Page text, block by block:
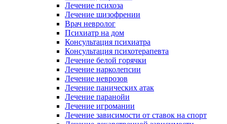
Лечение психоза
Лечение шизофрении
Врач невролог
Психиатр на дом
Консультация психиатра
Консультация психотерапевта
Лечение белой горячки
Лечение нарколепсии
Лечение неврозов
Лечение панических атак
Лечение паранойи
Лечение игромании
Лечение зависимости от ставок на спорт